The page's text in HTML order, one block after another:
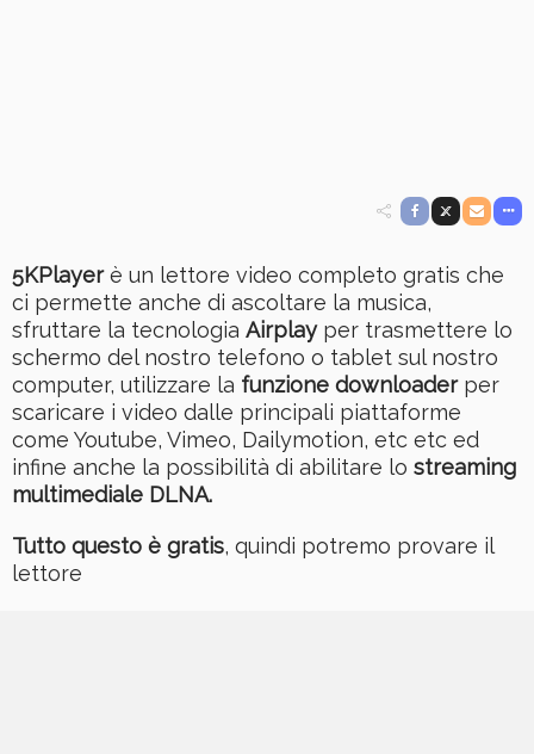
5KPlayerè un lettore video completo gratis che
ci permette anche di ascoltare la musica,
sfruttare la tecnologia Airplayper trasmettere lo
schermo del nostro telefono o tablet sul nostro
computer, utilizzare la funzione downloaderper
scaricare i video dalle principali piattaforme
come Youtube, Vimeo, Dailymotion, etc etc ed
infine anche la possibilità di abilitare lo streaming
multimediale DLNA.
Tutto questo è gratis, quindi potremo provare il
lettore